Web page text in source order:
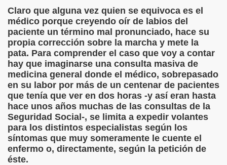
Claro que alguna vez quien se equivoca es el
médico porque creyendo oír de labios del
paciente un término mal pronunciado, hace su
propia corrección sobre la marcha y mete la
pata. Para comprender el caso que voy a contar
hay que imaginarse una consulta masiva de
medicina general donde el médico, sobrepasado
en su labor por más de un centenar de pacientes
que tenía que ver en dos horas -y así eran hasta
hace unos años muchas de las consultas de la
Seguridad Social-, se limita a expedir volantes
para los distintos especialistas según los
síntomas que muy someramente le cuente el
enfermo o, directamente, según la petición de
éste.
(Camilo José Cela)
Español
de Texto)